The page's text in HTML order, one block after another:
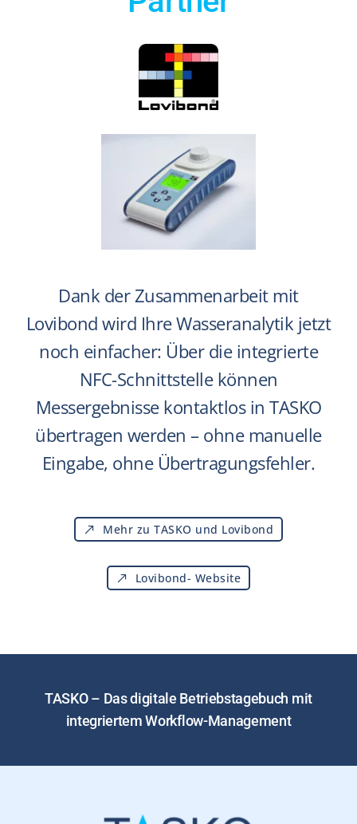
Dank der Zusammenarbeit mit
Lovibond wird Ihre Wasseranalytik jetzt
noch einfacher: Über die integrierte
NFC-Schnittstelle können
Messergebnisse kontaktlos in TASKO
übertragen werden – ohne manuelle
Eingabe, ohne Übertragungsfehler.
Mehr zu TASKO und Lovibond
Lovibond- Website
TASKO – Das digitale Betriebstagebuch mit
integriertem Workflow-Management